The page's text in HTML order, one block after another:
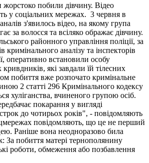
жорстоко побили дівчину. Відео
у соціальних мережах. 3 червня в
з'явилось відео, на якому група
за волосся та всіляко ображає дівчину.
районного управління поліції, за
кримінального аналізу та інспекторів
оперативно встановили особу
які завдали їй тілесних
побиття вже розпочато кримінальне
2 статті 296 Кримінального кодексу
хуліганства, вчиненого групою осіб.
покарання у вигляді
до чотирьох років", - повідомляють
повідомляють, що це не перший
Раніше вона неодноразово била
За побиття матері тернополянину
роботи, обмеження або позбавлення